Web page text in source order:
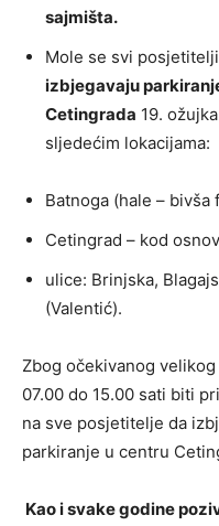
sajmišta.
Mole se svi
izbjegavaju
Cetingrada 19.
sljedećim lokacijama:
Batnoga (hale – bivša
Cetingrad – kod
ulice: Brinjska,
(Valentić).
Zbog očekivanog
07.00 do 15.00 sati biti
na sve posjetitelje da
parkiranje u centru
Kao i svake godine